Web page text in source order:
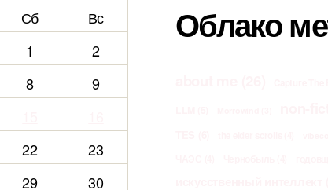
Сб
Вс
1
2
8
9
22
23
29 30
Облако